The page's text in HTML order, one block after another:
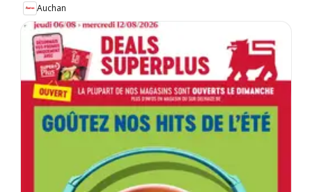
Auchan